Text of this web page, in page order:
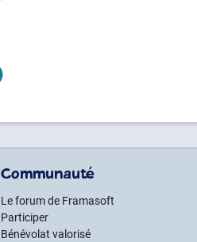
Communauté
Le forum de Framasoft
Participer
Bénévolat valorisé